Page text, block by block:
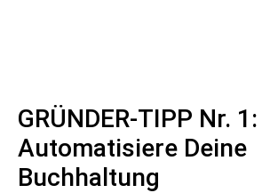
GRÜNDER-TIPP Nr. 1:
Automatisiere Deine
Buchhaltung